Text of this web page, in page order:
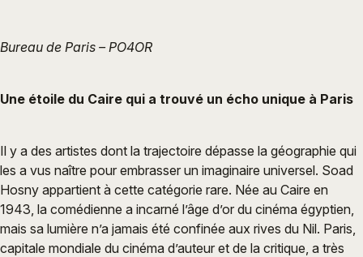
Bureau de Paris – PO4OR
Une étoile du Caire qui a trouvé un écho unique à Paris
Il y a des artistes dont la trajectoire dépasse la géographie qui
les a vus naître pour embrasser un imaginaire universel. Soad
Hosny appartient à cette catégorie rare. Née au Caire en
1943, la comédienne a incarné l’âge d’or du cinéma égyptien,
mais sa lumière n’a jamais été confinée aux rives du Nil. Paris,
capitale mondiale du cinéma d’auteur et de la critique, a très